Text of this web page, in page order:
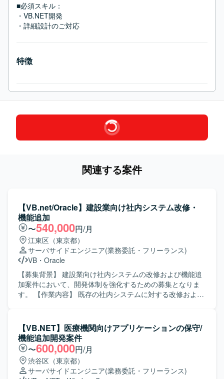
■必須スキル：
・VB.NET開発
・詳細設計のご対応
特徴
関連する案件
【VB.net/Oracle】建設業向け社内システム改修・
機能追加
〜540,000円/月
江東区（東京都）
サーバサイドエンジニア(業務委託・フリーランス)
VB ・ Oracle
【募集背景】 建設業向け社内システムの改修および機能追
加案件において、開発体制を強化するための募集となりま
す。 【作業内容】 既存の社内システムに対する改修および
していただきます。また、必要に応じて顧客との打ち合わ
せに同席し、要件や仕様の確認を行っていただきます。
【求める人物像】 担当する業務範囲を主体的に遂行でき、
関係者とのコミュニケーションを取りながら進行できる方
を求めております。仕様や要件の変化にも柔軟に対応し、
責任感を持って品質確保に取り組んでいただける方が望ま
【VB.NET】医療機関向けアプリケーションの保守/
機能追加開発案件
〜600,000円/月
渋谷区（東京都）
サーバサイドエンジニア(業務委託・フリーランス)